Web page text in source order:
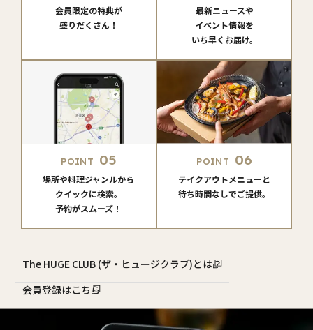
会員限定の特典が
盛りだくさん！
最新ニュースや
イベント情報を
いち早くお届け。
POINT 05
場所や料理ジャンルから
クイックに検索。
予約がスムーズ！
POINT 06
テイクアウトメニューと
待ち時間なしでご提供。
The HUGE CLUB (ザ・ヒュージクラブ)とは？
会員登録はこちら